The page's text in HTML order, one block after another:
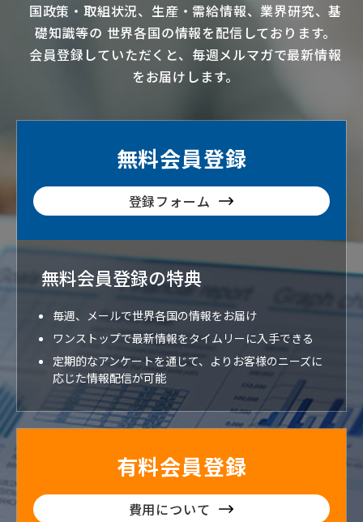
国政策・取組状況、生産・需給情報、業界研究、基
礎知識等の 世界各国の情報を配信 しております。
会員登録していただくと、毎週メルマガで最新情報
をお届けします。
無料会員登録
登録フォーム
無料会員登録の特典
毎週、メールで世界各国の情報をお届け
ワンストップで最新情報をタイムリーに入手できる
定期的なアンケートを通じて、よりお客様のニーズに
応じた情報配信が可能
有料会員登録
費用について